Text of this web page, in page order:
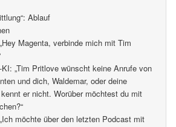
Ablauf
Magenta, verbinde mich mit Tim
KI: „Tim Pritlove wünscht keine Anrufe von
und dich, Waldemar, oder deine
er nicht. Worüber möchtest du mit
möchte über den letzten Podcast mit